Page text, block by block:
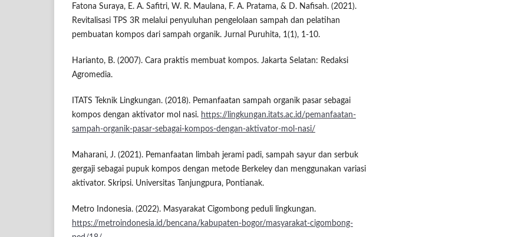
Fatona Suraya, E. A. Safitri, W. R. Maulana, F. A. Pratama, & D. Nafisah. (2021).
Revitalisasi TPS 3R melalui penyuluhan pengelolaan sampah dan pelatihan
pembuatan kompos dari sampah organik. Jurnal Puruhita, 1(1), 1-10.
Harianto, B. (2007). Cara praktis membuat kompos. Jakarta Selatan: Redaksi
Agromedia.
ITATS Teknik Lingkungan. (2018). Pemanfaatan sampah organik pasar sebagai
kompos dengan aktivator mol nasi. https://lingkungan.itats.ac.id/pemanfaatan-
sampah-organik-pasar-sebagai-kompos-dengan-aktivator-mol-nasi/
Maharani, J. (2021). Pemanfaatan limbah jerami padi, sampah sayur dan serbuk
gergaji sebagai pupuk kompos dengan metode Berkeley dan menggunakan variasi
aktivator. Skripsi. Universitas Tanjungpura, Pontianak.
Metro Indonesia. (2022). Masyarakat Cigombong peduli lingkungan.
https://metroindonesia.id/bencana/kabupaten-bogor/masyarakat-cigombong-